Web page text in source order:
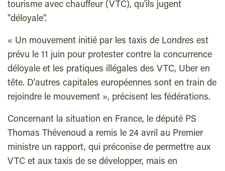
tourisme avec chauffeur (VTC), qu'ils jugent
"déloyale".
« Un mouvement initié par les taxis de Londres est
prévu le 11 juin pour protester contre la concurrence
déloyale et les pratiques illégales des VTC, Uber en
tête. D'autres capitales européennes sont en train de
rejoindre le mouvement », précisent les fédérations.
Concernant la situation en France, le député PS
Thomas Thévenoud a remis le 24 avril au Premier
ministre un rapport, qui préconise de permettre aux
VTC et aux taxis de se développer, mais en